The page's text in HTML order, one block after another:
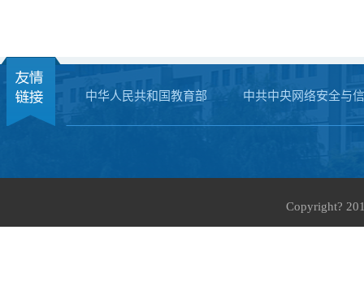
中华人民共和国教育部 中共中央网络安全与
Copyright?